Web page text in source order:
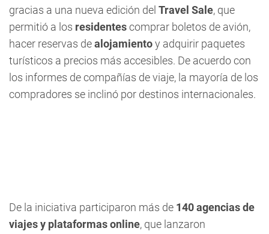
gracias a una nueva edición del Travel Sale, que
permitió a los residentescomprar boletos de avión,
hacer reservas dealojamientoy adquirir paquetes
turísticos a precios más accesibles. De acuerdo con
los informes de compañías de viaje, la mayoría de los
compradores se inclinó por destinos internacionales.
De la iniciativa participaron más de 140 agencias de
viajes y plataformas online, que lanzaron